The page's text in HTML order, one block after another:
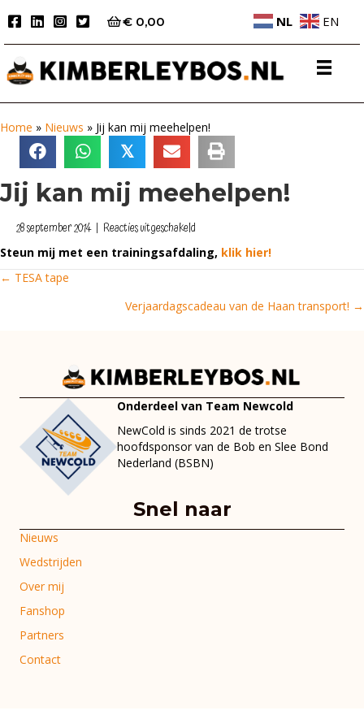
€ 0,00 NL EN
Home » Nieuws » Jij kan mij meehelpen!
𝕏
Jij kan mij meehelpen!
28 september 2014 | Reacties uitgeschakeld
Jij
kan
Steun mij met een trainingsafdaling, klik hier!
Posts
navigation
← TESA tape
Verjaardagscadeau van de Haan transport! →
Onderdeel van Team Newcold
NewCold is sinds 2021 de trotse
hoofdsponsor van de Bob en Slee Bond
Nederland (BSBN)
Snel naar
Nieuws
Wedstrijden
Over mij
Fanshop
Partners
Contact